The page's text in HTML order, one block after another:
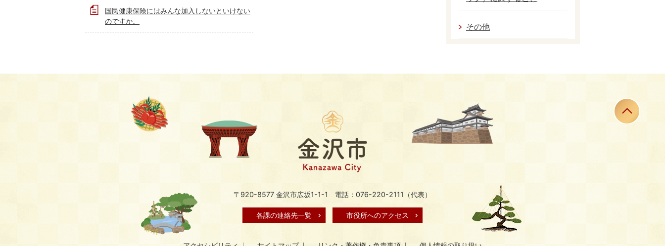
国民健康保険にはみんな加入しないといけない
のですか。
その他
〒920-8577 金沢市広坂1-1-1 電話：076-220-2111（代表）
各課の連絡先一覧 市役所へのアクセス